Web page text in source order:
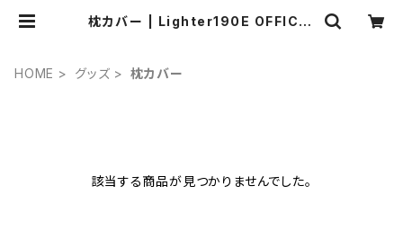
枕カバー | Lighter190E OFFICIA
HOME グッズ 枕カバー
該当する商品が見つかりませんでした。